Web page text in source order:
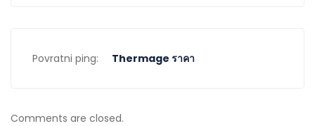
Povratni ping: Thermage ราคา
Comments are closed.